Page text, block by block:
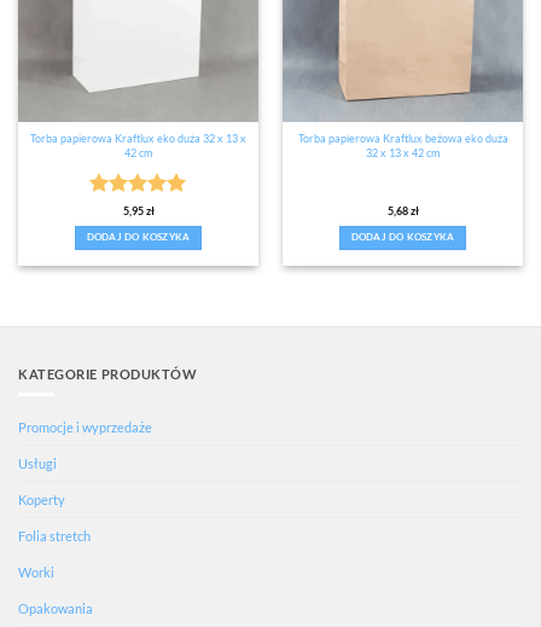
Torba papierowa Kraftlux eko duża 32 x 13 x
42 cm
Oceniono
na 5
5,95zł
DODAJ DO KOSZYKA
Torba papierowa Kraftlux beżowa eko duża
32 x 13 x 42 cm
5,68zł
DODAJ DO KOSZYKA
KATEGORIE PRODUKTÓW
Promocje i wyprzedaże
Usługi
Koperty
Folia stretch
Worki
Opakowania